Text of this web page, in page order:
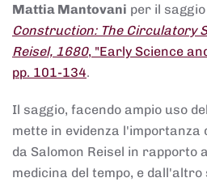
Mattia Mantovani per il saggio
Construction: The Circulatory
Reisel, 1680, "Early Science
pp. 101-134.
Il saggio, facendo ampio uso
mette in evidenza l'importanza
da Salomon Reisel in rapporto
medicina del tempo, e